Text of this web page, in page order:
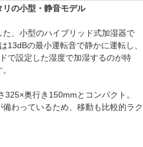
の小型・静音モデル
た、小型のハイブリッド式加湿器で
13dBの最小運転音で静かに運転し、
で設定した湿度で加湿するのが特
奥行き150mmとコンパクト。
備わっているため、移動も比較的ラク